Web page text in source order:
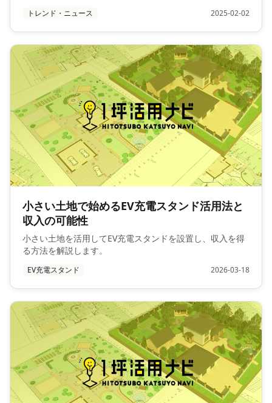
トレンド・ニュース 2025-02-02
小さい土地で始めるEV充電スタンド活用法と
収入の可能性
小さい土地を活用してEV充電スタンドを設置し、収入を得
る方法を解説します。
EV充電スタンド 2026-03-18